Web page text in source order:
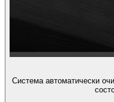
Система автоматически